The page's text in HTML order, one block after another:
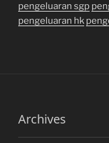
pengeluaran sgp
pengeluaran hk
Archives